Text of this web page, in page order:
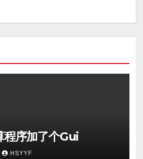
程序加了个Gui
HSYYF